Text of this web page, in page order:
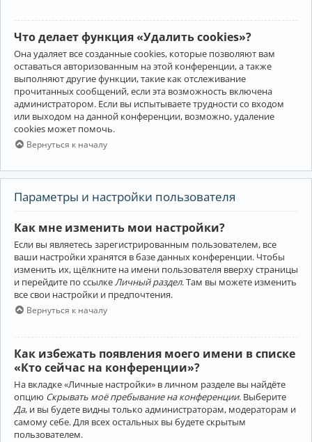
Что делает функция «Удалить cookies»?
Она удаляет все созданные cookies, которые позволяют вам
оставаться авторизованным на этой конференции, а также
выполняют другие функции, такие как отслеживание
прочитанных сообщений, если эта возможность включена
администратором. Если вы испытываете трудности со входом
или выходом на данной конференции, возможно, удаление
cookies может помочь.
Вернуться к началу
Параметры и настройки пользователя
Как мне изменить мои настройки?
Если вы являетесь зарегистрированным пользователем, все
ваши настройки хранятся в базе данных конференции. Чтобы
изменить их, щёлкните на имени пользователя вверху страницы
и перейдите по ссылке Личный раздел. Там вы можете изменить
все свои настройки и предпочтения.
Вернуться к началу
Как избежать появления моего имени в списке
«Кто сейчас на конференции»?
На вкладке «Личные настройки» в личном разделе вы найдёте
опцию Скрывать моё пребывание на конференции. Выберите
Да, и вы будете видны только администраторам, модераторам и
самому себе. Для всех остальных вы будете скрытым
пользователем.